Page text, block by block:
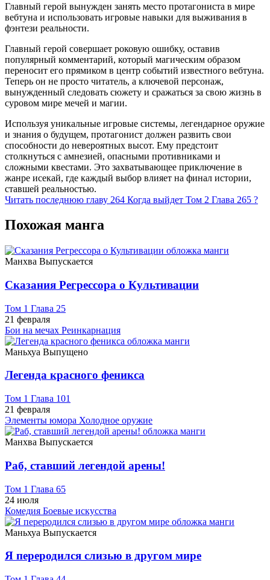
Главный герой вынужден занять место протагониста в мире
вебтуна и использовать игровые навыки для выживания в
фэнтези реальности.
Главный герой совершает роковую ошибку, оставив
популярный комментарий, который магическим образом
переносит его прямиком в центр событий известного вебтуна.
Теперь он не просто читатель, а ключевой персонаж,
вынужденный следовать сюжету и сражаться за свою жизнь в
суровом мире мечей и магии.
Используя уникальные игровые системы, легендарное оружие
и знания о будущем, протагонист должен развить свои
способности до невероятных высот. Ему предстоит
столкнуться с амнезией, опасными противниками и
сложными квестами. Это захватывающее приключение в
жанре исекай, где каждый выбор влияет на финал истории,
ставшей реальностью.
Читать последнюю главу 264 Когда выйдет Том 2 Глава 265 ?
Похожая манга
Манхва Выпускается
Сказания Регрессора о Культивации
Том 1 Глава 25
21 февраля
Бои на мечах Реинкарнация
Маньхуа Выпущено
Легенда красного феникса
Том 1 Глава 101
21 февраля
Элементы юмора Холодное оружие
Манхва Выпускается
Раб, ставший легендой арены!
Том 1 Глава 65
24 июля
Комедия Боевые искусства
Маньхуа Выпускается
Я переродился слизью в другом мире